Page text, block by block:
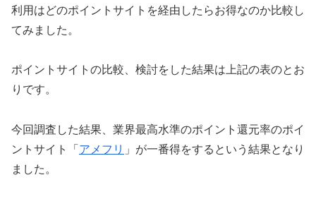
利用はどのポイントサイトを経由したらお得なのか比較し
てみました。
ポイントサイトの比較、検討をした結果は上記の表のとお
りです。
今回調査した結果、業界最高水準のポイント還元率のポイ
ントサイト「アメフリ 」が一番得をするという結果となり
ました。